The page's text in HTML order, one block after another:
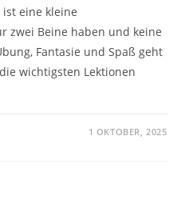
eine kleine
zwei Beine haben und keine
Fantasie und Spaß geht
wichtigsten Lektionen
1 OKTOBER, 2025